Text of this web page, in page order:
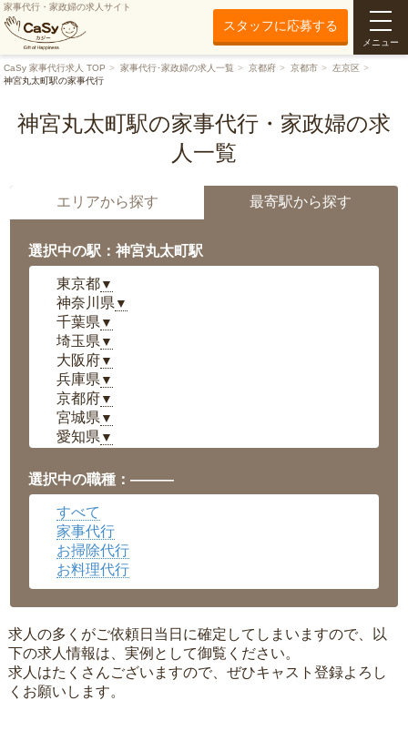
家事代行・家政婦の求人サイト
スタッフに応募する
メニュー
CaSy 家事代行求人 TOP 家事代行･家政婦の求人一覧 京都府 京都市
左京区
神宮丸太町駅の家事代行
神宮丸太町駅の家事代行・家政婦の求
人一覧
エリアから探す 最寄駅から探す
選択中の駅：神宮丸太町駅
東京都▼
神奈川県 ▼
千葉県 ▼
埼玉県 ▼
大阪府▼
兵庫県 ▼
京都府▼
宮城県 ▼
愛知県 ▼
岡山県▼
広島県▼
沖縄県
選択中の職種：———
すべて
家事代行
お掃除代行
お料理代行
求人の多くがご依頼日当日に確定してしまいますので、以
下の求人情報は、実例として御覧ください。
求人はたくさんございますので、ぜひキャスト登録よろし
くお願いします。